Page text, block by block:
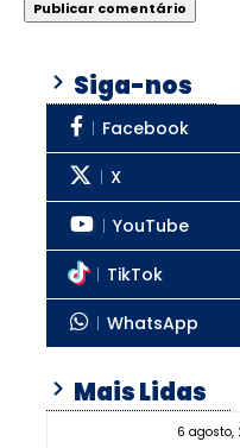
Siga-nos
Facebook
X
YouTube
TikTok
WhatsApp
Mais Lidas
6 agosto,